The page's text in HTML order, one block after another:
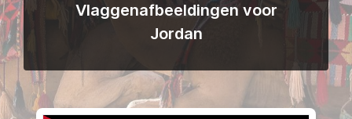
Vlaggenafbeeldingen voor
Jordan